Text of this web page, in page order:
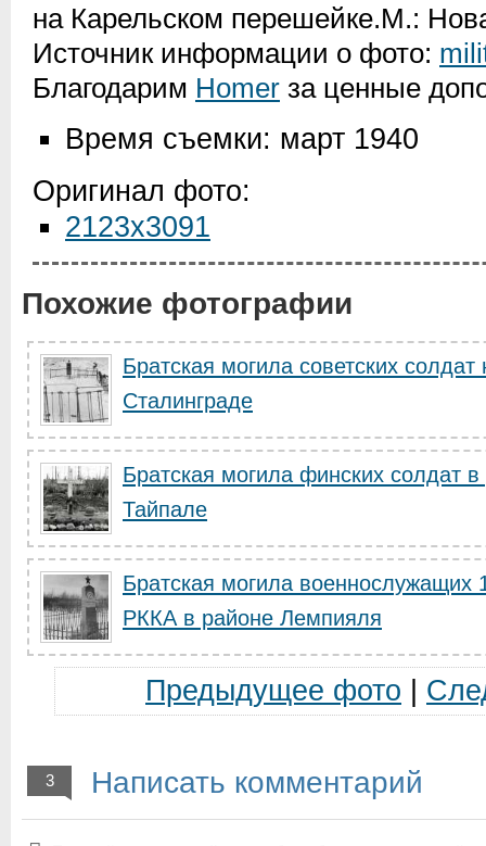
на Карельском перешейке.М.:
Источник информации о фото:
Благодарим Homer за ценные
Время съемки: март 1940
Оригинал фото:
2123x3091
Похожие фотографии
Братская могила советских солдат
Сталинграде
Братская могила финских солдат в
Тайпале
Братская могила военнослужащих
РККА в районе Лемпияля
Предыдущее фото
3 Написать комментарий